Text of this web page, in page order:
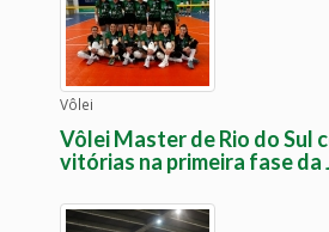
Vôlei
Vôlei Master de Rio do Sul
vitórias na primeira fase da